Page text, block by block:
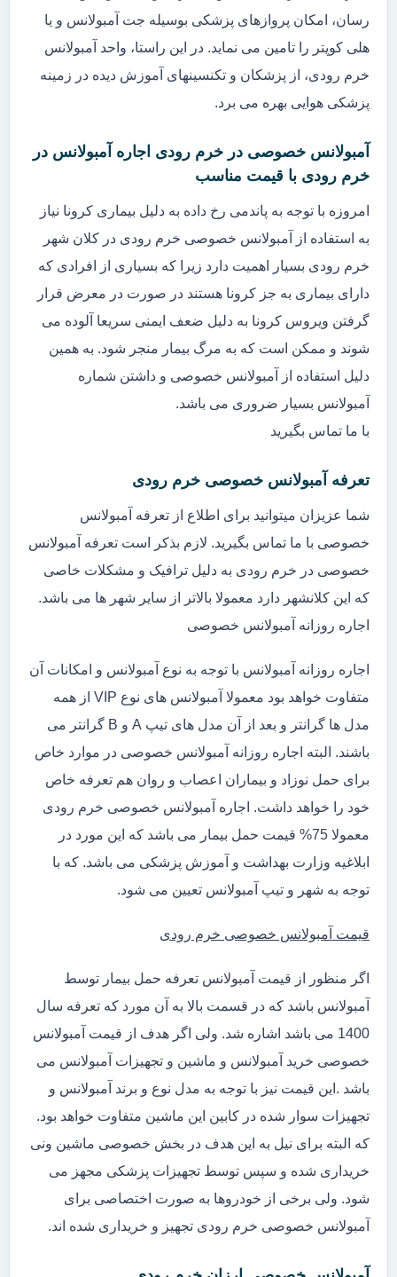
رسان، امکان پروازهای پزشکی بوسیله جت آمبولانس و یا
هلی کوپتر را تامین می نماید. در این راستا، واحد آمبولانس
خرم رودی، از پزشکان و تکنسینهای آموزش دیده در زمینه
پزشکی هوایی بهره می برد.
آمبولانس خصوصی در خرم رودی اجاره آمبولانس در
خرم رودی با قیمت مناسب
امروزه با توجه به پاندمی رخ داده به دلیل بیماری کرونا نیاز
به استفاده از آمبولانس خصوصی خرم رودی در کلان شهر
خرم رودی بسیار اهمیت دارد زیرا که بسیاری از افرادی که
دارای بیماری به جز کرونا هستند در صورت در معرض قرار
گرفتن ویروس کرونا به دلیل ضعف ایمنی سریعا آلوده می
شوند و ممکن است که به مرگ بیمار منجر شود. به همین
دلیل استفاده از آمبولانس خصوصی و داشتن شماره
آمبولانس بسیار ضروری می باشد.
با ما تماس بگیرید
تعرفه آمبولانس خصوصی خرم رودی
شما عزیزان میتوانید برای اطلاع از تعرفه آمبولانس
خصوصی با ما تماس بگیرید. لازم بذکر است تعرفه آمبولانس
خصوصی در خرم رودی به دلیل ترافیک و مشکلات خاصی
که این کلانشهر دارد معمولا بالاتر از سایر شهر ها می باشد.
اجاره روزانه آمبولانس خصوصی
اجاره روزانه آمبولانس با توجه به نوع آمبولانس و امکانات آن
متفاوت خواهد بود معمولا آمبولانس های نوع VIP از همه
مدل ها گرانتر و بعد از آن مدل های تیپ A و B گرانتر می
باشند. البته اجاره روزانه آمبولانس خصوصی در موارد خاص
برای حمل نوزاد و بیماران اعصاب و روان هم تعرفه خاص
خود را خواهد داشت. اجاره آمبولانس خصوصی خرم رودی
معمولا 75% قیمت حمل بیمار می باشد که این مورد در
ابلاغیه وزارت بهداشت و آموزش پزشکی می باشد. که با
توجه به شهر و تیپ آمبولانس تعیین می شود.
قیمت آمبولانس خصوصی خرم رودی
اگر منظور از قیمت آمبولانس تعرفه حمل بیمار توسط
آمبولانس باشد که در قسمت بالا به آن مورد که تعرفه سال
1400 می باشد اشاره شد. ولی اگر هدف از قیمت آمبولانس
خصوصی خرید آمبولانس و ماشین و تجهیزات آمبولانس می
باشد .این قیمت نیز با توجه به مدل نوع و برند آمبولانس و
تجهیزات سوار شده در کابین این ماشین متفاوت خواهد بود.
که البته برای نیل به این هدف در بخش خصوصی ماشین ونی
خریداری شده و سپس توسط تجهیزات پزشکی مجهز می
شود. ولی برخی از خودروها به صورت اختصاصی برای
آمبولانس خصوصی خرم رودی تجهیز و خریداری شده اند.